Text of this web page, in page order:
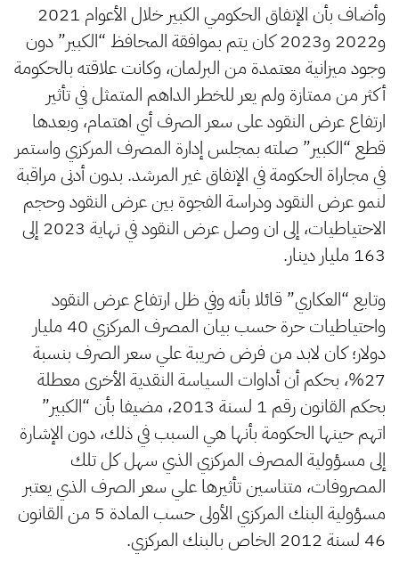
وأضاف بأن الإنفاق الحكومي الكبير خلال الأعوام 2021
و2022 و2023 كان يتم بموافقة المحافظ “الكبير” دون
وجود ميزانية معتمدة من البرلمان، وكانت علاقته بالحكومة
أكثر من ممتازة ولم يعر للخطر الداهم المتمثل في تأثير
ارتفاع عرض النقود على سعر الصرف أي اهتمام، وبعدها
قطع “الكبير” صلته بمجلس إدارة المصرف المركزي واستمر
في مجاراة الحكومة في الإنفاق غير المرشد. بدون أدنى مراقبة
لنمو عرض النقود ودراسة الفجوة بين عرض النقود وحجم
الاحتياطيات، إلى ان وصل عرض النقود في نهاية 2023 إلى
163 مليار دينار.
وتابع “العكاري” قائلا بأنه وفي ظل ارتفاع عرض النقود
واحتياطيات حرة حسب بيان المصرف المركزي 40 مليار
دولار؛ كان لابد من فرض ضريبة علي سعر الصرف بنسبة
27%، بحكم أن أداوات السياسة النقدية الأخرى معطلة
بحكم القانون رقم 1 لسنة 2013، مضيفا بأن “الكبير”
اتهم حينها الحكومة بأنها هي السبب في ذلك، دون الإشارة
إلى مسؤولية المصرف المركزي الذي سهل كل تلك
المصروفات، متناسين تأثيرها علي سعر الصرف الذي يعتبر
مسؤولية البنك المركزي الأولى حسب المادة 5 من القانون
46 لسنة 2012 الخاص بالبنك المركزي.